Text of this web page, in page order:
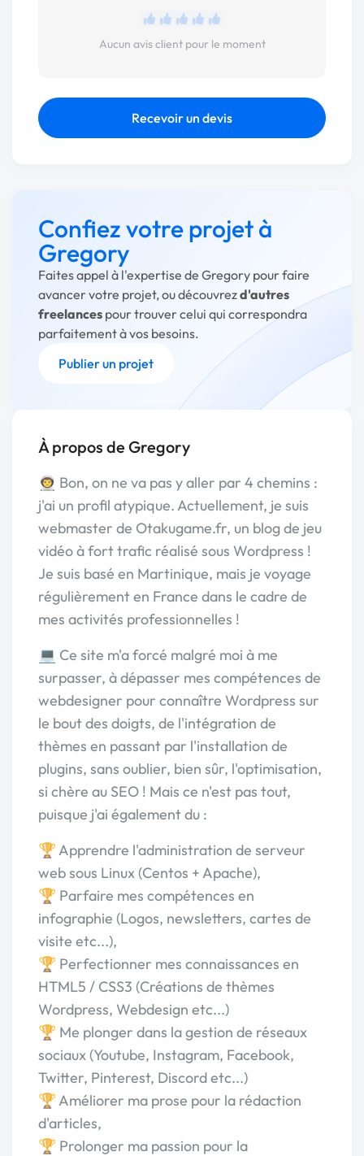
Aucun avis client pour le moment
Recevoir un devis
Confiez votre projet à
Gregory
Faites appel à l'expertise de Gregory pour faire
avancer votre projet, ou découvrezd'autres
freelances pour trouver celui qui correspondra
parfaitement à vos besoins.
Publier un projet
À propos de Gregory
👨‍🚀 Bon, on ne va pas y aller par 4 chemins :
j'ai un profil atypique. Actuellement, je suis
webmaster de Otakugame.fr, un blog de jeu
vidéo à fort trafic réalisé sous Wordpress !
Je suis basé en Martinique, mais je voyage
régulièrement en France dans le cadre de
mes activités professionnelles !
💻 Ce site m'a forcé malgré moi à me
surpasser, à dépasser mes compétences de
webdesigner pour connaître Wordpress sur
le bout des doigts, de l'intégration de
thèmes en passant par l'installation de
plugins, sans oublier, bien sûr, l'optimisation,
si chère au SEO ! Mais ce n'est pas tout,
puisque j'ai également du :
🏆 Apprendre l'administration de serveur
web sous Linux (Centos + Apache),
🏆 Parfaire mes compétences en
infographie (Logos, newsletters, cartes de
visite etc...),
🏆 Perfectionner mes connaissances en
HTML5 / CSS3 (Créations de thèmes
Wordpress, Webdesign etc...)
🏆 Me plonger dans la gestion de réseaux
sociaux (Youtube, Instagram, Facebook,
Twitter, Pinterest, Discord etc...)
🏆 Améliorer ma prose pour la rédaction
d'articles,
🏆 Prolonger ma passion pour la